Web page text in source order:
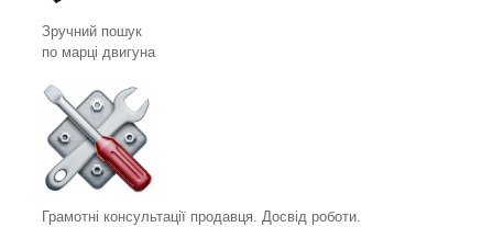
Зручний пошук
по марці двигуна
Грамотні консультації продавця. Досвід роботи.